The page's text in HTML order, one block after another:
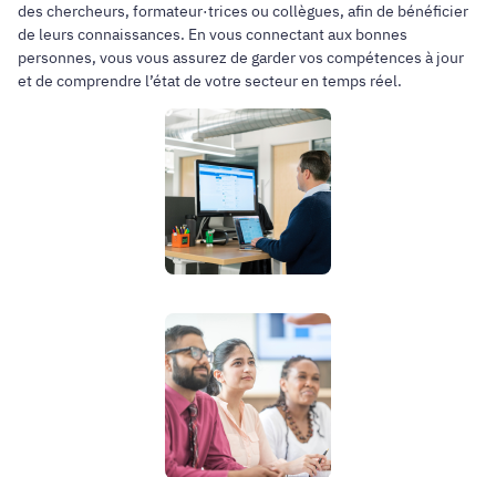
des chercheurs, formateur·trices ou collègues, afin de bénéficier
de leurs connaissances. En vous connectant aux bonnes
personnes, vous vous assurez de garder vos compétences à jour
et de comprendre l’état de votre secteur en temps réel.